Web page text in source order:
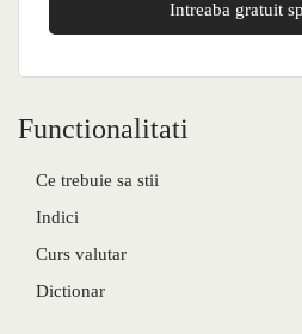
Intreaba gratuit
Functionalitati
Ce trebuie sa stii
Indici
Curs valutar
Dictionar